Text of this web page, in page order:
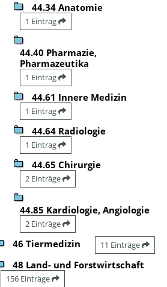
44.34 Anatomie
1 Eintrag
44.40 Pharmazie,
Pharmazeutika
1 Eintrag
44.61 Innere Medizin
1 Eintrag
44.64 Radiologie
1 Eintrag
44.65 Chirurgie
2 Einträge
44.85 Kardiologie, Angiologie
2 Einträge
46 Tiermedizin 11 Einträge
48 Land- und Forstwirtschaft
156 Einträge